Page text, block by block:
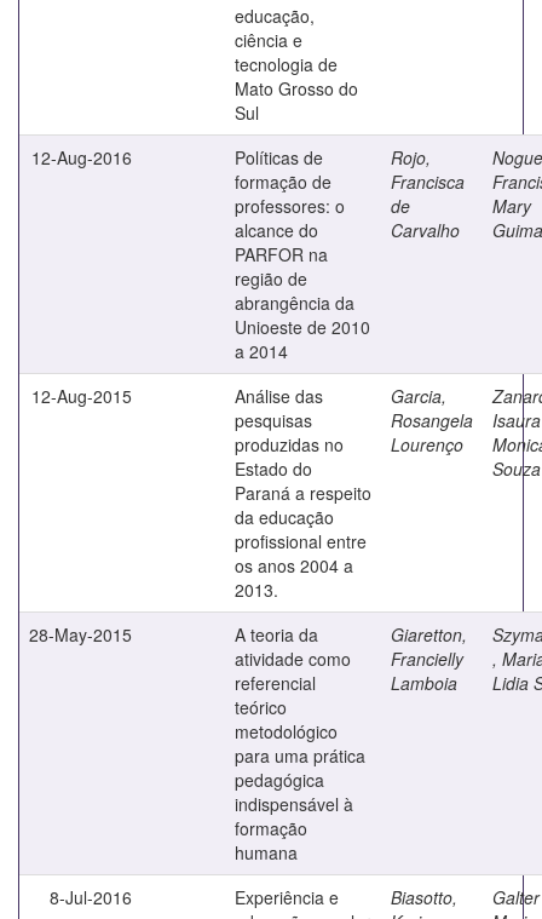
educação,
ciência e
tecnologia de
Mato Grosso do
Sul
12-Aug-2016
Políticas de
formação de
professores: o
alcance do
PARFOR na
região de
abrangência da
Unioeste de 2010
a 2014
Rojo,
Francisca
de
Carvalho
Mary
12-Aug-2015
Análise das
pesquisas
produzidas no
Estado do
Paraná a respeito
da educação
profissional entre
os anos 2004 a
2013.
Garcia,
Rosangela
Lourenço
Isaura
Souza
28-May-2015
A teoria da
atividade como
referencial
teórico
metodológico
para uma prática
pedagógica
indispensável à
formação
humana
Giaretton,
Francielly
Lamboia
,
Lidia
8-Jul-2016
Experiência e
Biasotto,